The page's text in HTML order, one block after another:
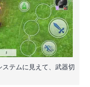
テムに見えて、武器切